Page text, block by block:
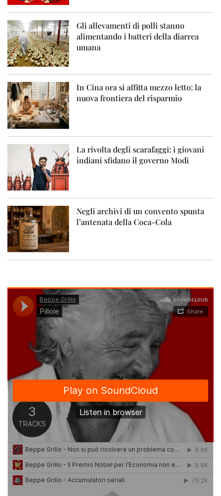
Gli allevamenti di polli stanno
alimentando i batteri della diarrea
umana
In Cina ora si affitta mezzo letto: la
nuova frontiera del risparmio
La rivolta degli scarafaggi: i giovani
indiani sfidano il governo Modi
Negli archivi di un convento spunta
l’antenata della Coca-Cola